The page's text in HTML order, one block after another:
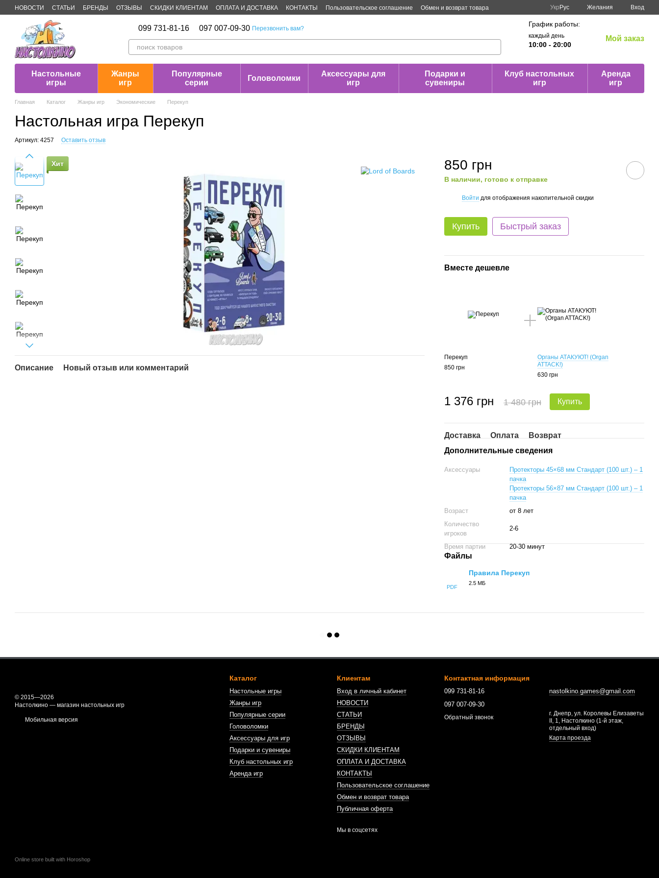
Перейти к основному контенту
НОВОСТИ СТАТЬИ БРЕНДЫ ОТЗЫВЫ СКИДКИ КЛИЕНТАМ ОПЛАТА И ДОСТАВКА КОНТАКТЫ Пользовательское соглашение
Обмен и возврат товара
Укр Рус Желания Вход
099 731-81-16 097 007-09-30 Перезвонить вам?
График работы:
каждый день
10:00 - 20:00
Мой заказ
Настольные
игры
Жанры
игр
Популярные
серии
Головоломки
Аксессуары для
игр
Подарки и
сувениры
Клуб настольных
игр
Аренда
игр
Главная Каталог Жанры игр Экономические Перекуп
Настольная игра Перекуп
Артикул: 4257 Оставить отзыв
Хит
Описание Новый отзыв или комментарий
850 грн
В наличии, готово к отправке
Войти для отображения накопительной скидки
Купить Быстрый заказ
Вместе дешевле
Перекуп
850 грн
Органы АТАКУЮТ! (Organ
ATTACK!)
630 грн
1 376 грн 1 480 грн Купить
Доставка Оплата
Возврат
Дополнительные сведения
Аксессуары
Протекторы 45×68 мм Стандарт (100 шт.) – 1
пачка
Протекторы 56×87 мм Стандарт (100 шт.) – 1
пачка
Возраст
от 8 лет
Количество
игроков
2-6
Время партии 20-30 минут
Файлы
PDF
Правила Перекуп
2.5 МБ
© 2015—2026
Настолкино — магазин настольных игр
Мобильная версия
Online store built with Horoshop
Каталог
Настольные игры
Жанры игр
Популярные серии
Головоломки
Аксессуары для игр
Подарки и сувениры
Клуб настольных игр
Аренда игр
Клиентам
Вход в личный кабинет
НОВОСТИ
СТАТЬИ
БРЕНДЫ
ОТЗЫВЫ
СКИДКИ КЛИЕНТАМ
ОПЛАТА И ДОСТАВКА
КОНТАКТЫ
Пользовательское соглашение
Обмен и возврат товара
Публичная оферта
Мы в соцсетях
Контактная информация
099 731-81-16
097 007-09-30
Обратный звонок
nastolkino.games@gmail.com
г. Днепр, ул. Королевы Елизаветы
II, 1, Настолкино (1-й этаж,
отдельный вход)
Карта проезда